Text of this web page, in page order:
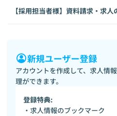
【採用担当者様】資料請求・求人
新規ユーザー登録
アカウントを作成して、求人情
理ができます。
登録特典:
・求人情報のブックマーク